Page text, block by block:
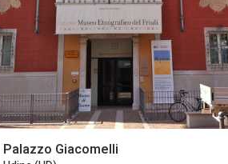
Palazzo Giacomelli